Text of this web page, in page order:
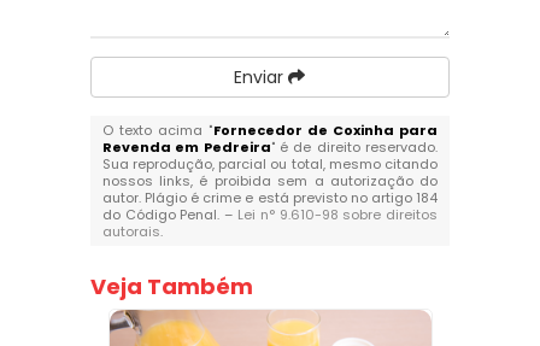
Enviar
O texto acima "Fornecedor de Coxinha para
Revenda em Pedreira" é de direito reservado.
Sua reprodução, parcial ou total, mesmo citando
nossos links, é proibida sem a autorização do
autor. Plágio é crime e está previsto no artigo 184
do Código Penal. – Lei n° 9.610-98 sobre direitos
autorais.
Veja Também